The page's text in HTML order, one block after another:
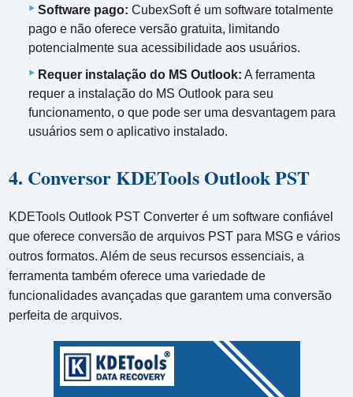
Software pago: CubexSoft é um software totalmente
pago e não oferece versão gratuita, limitando
potencialmente sua acessibilidade aos usuários.
Requer instalação do MS Outlook: A ferramenta
requer a instalação do MS Outlook para seu
funcionamento, o que pode ser uma desvantagem para
usuários sem o aplicativo instalado.
4. Conversor KDETools Outlook PST
KDETools Outlook PST Converter é um software confiável
que oferece conversão de arquivos PST para MSG e vários
outros formatos. Além de seus recursos essenciais, a
ferramenta também oferece uma variedade de
funcionalidades avançadas que garantem uma conversão
perfeita de arquivos.